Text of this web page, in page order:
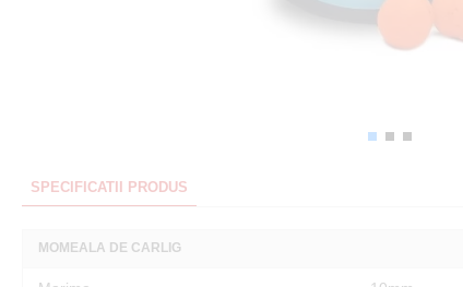
SPECIFICATII PRODUS
MOMEALA DE CARLIG